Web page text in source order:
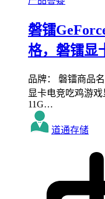
磐镭
格，磐镭显
品牌： 磐镭商品
显卡电竞吃鸡游
11G…
道通存储